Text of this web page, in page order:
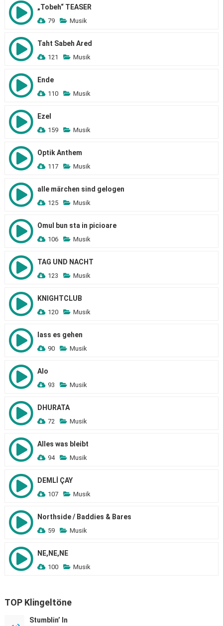
„Tobeh“ TEASER
79 Musik
Taht Sabeh Ared
121 Musik
Ende
110 Musik
Ezel
159 Musik
Optik Anthem
117 Musik
alle märchen sind gelogen
125 Musik
Omul bun sta in picioare
106 Musik
TAG UND NACHT
123 Musik
KNIGHTCLUB
120 Musik
lass es gehen
90 Musik
Alo
93 Musik
DHURATA
72 Musik
Alles was bleibt
94 Musik
DEMLİ ÇAY
107 Musik
Northside / Baddies & Bares
59 Musik
NE,NE,NE
100 Musik
TOP Klingeltöne
Stumblin’ In